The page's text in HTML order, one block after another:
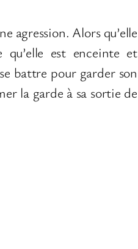
agression. Alors qu’elle
est enceinte et
battre pour garder son
la garde à sa sortie de